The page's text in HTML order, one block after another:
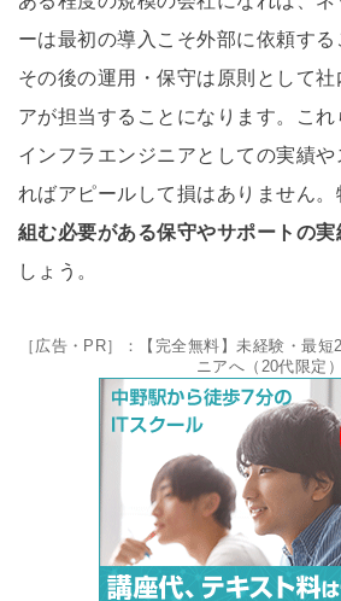
ーは最初の導入こそ外部に依頼する
その後の運用・保守は原則として
アが担当することになります。これ
インフラエンジニアとしての実績
ればアピールして損はありません。
組む必要がある保守やサポートの実
しょう。
［広告・PR］：【完全無料】未経験・最
ニアへ（20代限定）